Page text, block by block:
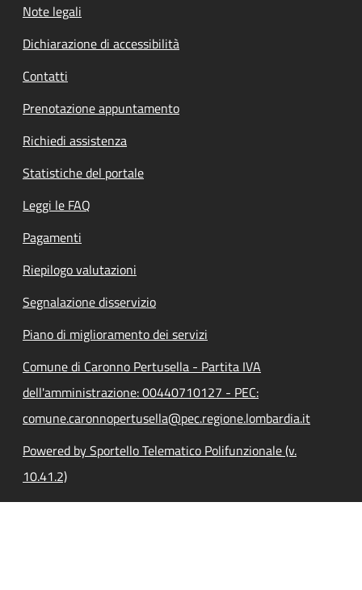
Note legali
Dichiarazione di accessibilità
Contatti
Prenotazione appuntamento
Richiedi assistenza
Statistiche del portale
Leggi le FAQ
Pagamenti
Riepilogo valutazioni
Segnalazione disservizio
Piano di miglioramento dei servizi
Comune di Caronno Pertusella - Partita IVA
dell'amministrazione: 00440710127 - PEC:
comune.caronnopertusella@pec.regione.lombardia.it
Powered by Sportello Telematico Polifunzionale (v.
10.41.2)